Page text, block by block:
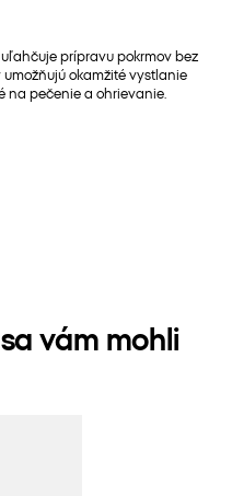
prípravu pokrmov bez
okamžité vystlanie
na pečenie a ohrievanie.
vám mohli